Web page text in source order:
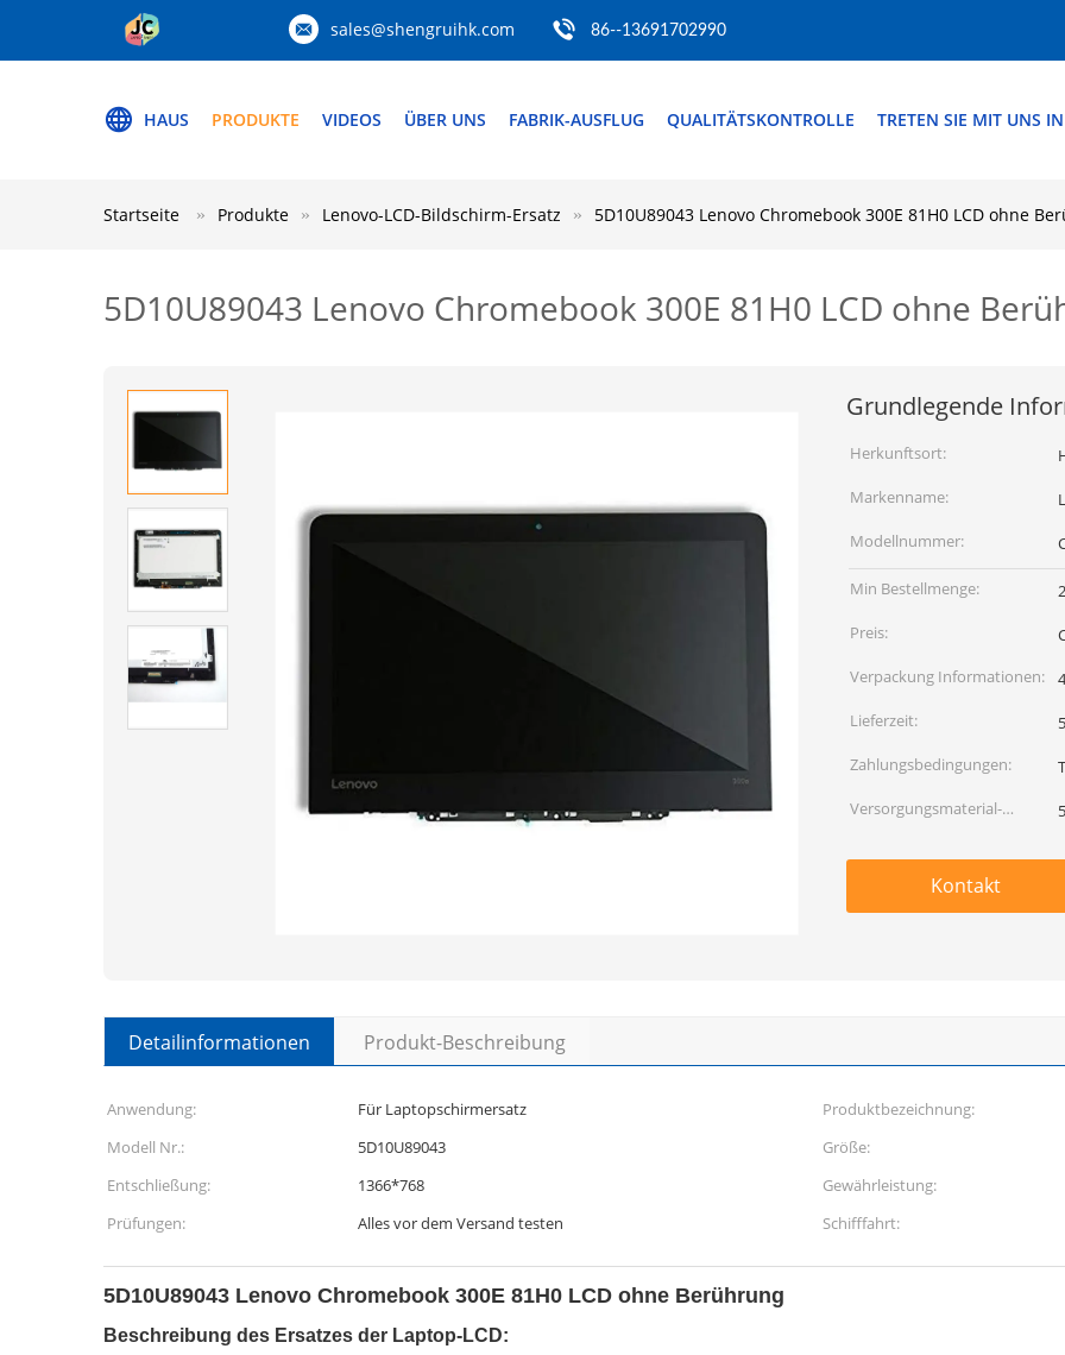
sales@shengruihk.com 86--13691702990
HAUS PRODUKTE VIDEOS ÜBER UNS FABRIK-AUSFLUG QUALITÄTSKONTROLLE TRETEN SIE MIT UNS
Startseite Produkte Lenovo-LCD-Bildschirm-Ersatz 5D10U89043 Lenovo Chromebook 300E 81H0 LCD ohne
5D10U89043 Lenovo Chromebook 300E 81H0 LCD ohne
Grundlegende
Herkunftsort:
Markenname:
Modellnummer:
Min Bestellmenge:
Preis:
Verpackung Informationen:
Lieferzeit:
Zahlungsbedingungen:
Versorgungsmaterial-
Kontakt
Detailinformationen Produkt-Beschreibung
Anwendung: Für Laptopschirmersatz
Produktbezeichnung:
Modell Nr.:
5D10U89043
Größe:
Entschließung:
1366*768
Gewährleistung:
Prüfungen:
Alles vor dem Versand testen Schifffahrt:
5D10U89043 Lenovo Chromebook 300E 81H0 LCD ohne Berührung
Beschreibung des Ersatzes der Laptop-LCD: